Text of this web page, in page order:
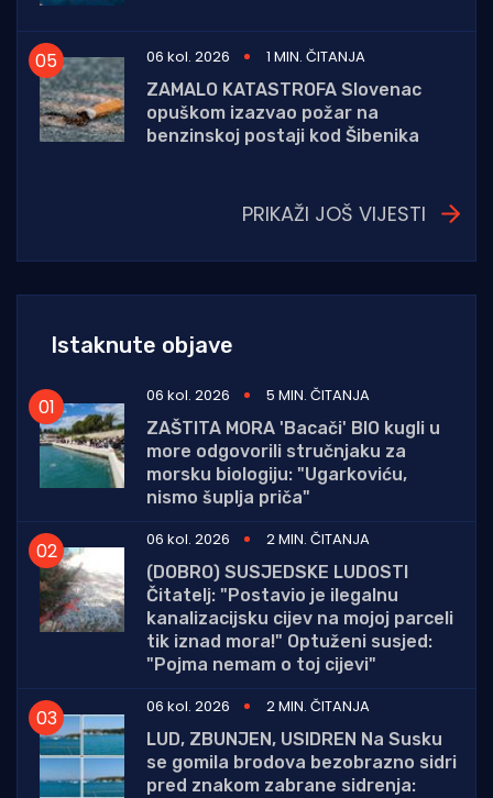
06 kol. 2026
1 MIN. ČITANJA
ZAMALO KATASTROFA Slovenac
opuškom izazvao požar na
benzinskoj postaji kod Šibenika
PRIKAŽI JOŠ VIJESTI
Istaknute objave
06 kol. 2026
5 MIN. ČITANJA
ZAŠTITA MORA 'Bacači' BIO kugli u
more odgovorili stručnjaku za
morsku biologiju: "Ugarkoviću,
nismo šuplja priča"
06 kol. 2026
2 MIN. ČITANJA
(DOBRO) SUSJEDSKE LUDOSTI
Čitatelj: "Postavio je ilegalnu
kanalizacijsku cijev na mojoj parceli
tik iznad mora!" Optuženi susjed:
"Pojma nemam o toj cijevi"
06 kol. 2026
2 MIN. ČITANJA
LUD, ZBUNJEN, USIDREN Na Susku
se gomila brodova bezobrazno sidri
pred znakom zabrane sidrenja: